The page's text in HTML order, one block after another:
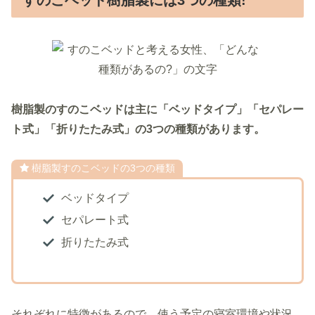
樹脂製のすのこベッドは主に「ベッドタイプ」「セパレー
ト式」「折りたたみ式」の3つの種類があります。
樹脂製すのこベッドの3つの種類
ベッドタイプ
セパレート式
折りたたみ式